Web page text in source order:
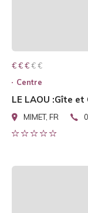
€ € € € €
€ € €
Centre
LE LAOU :Gîte
MIMET, FR